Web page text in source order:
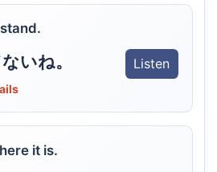
いね。 Listen
it is.